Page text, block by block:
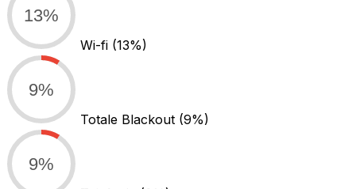
13%
Wi-fi (13%)
9%
Totale Blackout (9%)
9%